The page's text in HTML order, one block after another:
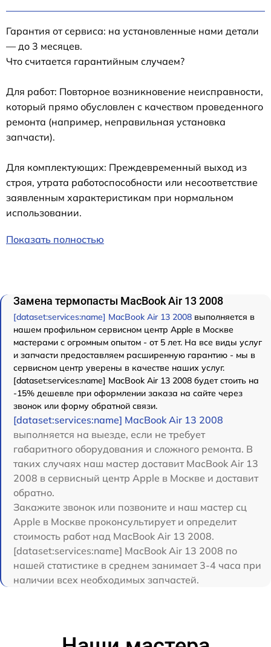
Гарантия от сервиса: на установленные нами детали
— до 3 месяцев.
Что считается гарантийным случаем?
Для работ: Повторное возникновение неисправности,
который прямо обусловлен с качеством проведенного
ремонта (например, неправильная установка
запчасти).
Для комплектующих: Преждевременный выход из
строя, утрата работоспособности или несоответствие
заявленным характеристикам при нормальном
использовании.
Показать полностью
Замена термопасты MacBook Air 13 2008
[dataset:services:name] MacBook Air 13 2008 выполняется в
нашем профильном сервисном центр Apple в Москве
мастерами с огромным опытом - от 5 лет. На все виды услуг
и запчасти предоставляем расширенную гарантию - мы в
сервисном центр уверены в качестве наших услуг.
[dataset:services:name] MacBook Air 13 2008 будет стоить на
-15% дешевле при оформлении заказа на сайте через
звонок или форму обратной связи.
[dataset:services:name] MacBook Air 13 2008
выполняется на выезде, если не требует
габаритного оборудования и сложного ремонта. В
таких случаях наш мастер доставит MacBook Air 13
2008 в сервисный центр Apple в Москве и доставит
обратно.
Закажите звонок или позвоните и наш мастер сц
Apple в Москве проконсультирует и определит
стоимость работ над MacBook Air 13 2008.
[dataset:services:name] MacBook Air 13 2008 по
нашей статистике в среднем занимает 3-4 часа при
наличии всех необходимых запчастей.